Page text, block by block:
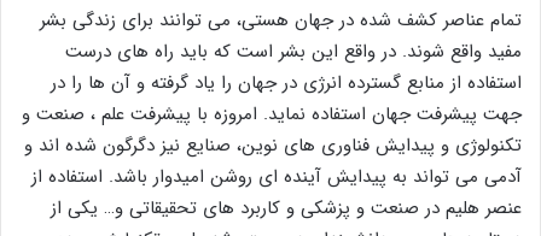
تمام عناصر کشف شده در جهان هستی، می توانند برای زندگی بشر
مفید واقع شوند. در واقع این بشر است که باید راه های درست
استفاده از منابع گسترده انرژی در جهان را یاد گرفته و آن ها را در
جهت پیشرفت جهان استفاده نماید. امروزه با پیشرفت علم ، صنعت و
تکنولوژی و پیدایش فناوری های نوین، صنایع نیز دگرگون شده اند و
آدمی می تواند به پیدایش آینده ای روشن امیدوار باشد. استفاده از
عنصر هلیم در صنعت و پزشکی و کاربرد های تحقیقاتی و… یکی از